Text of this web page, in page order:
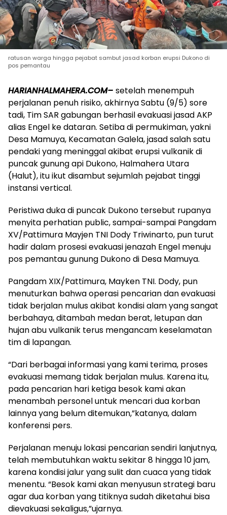
ratusan warga hingga pejabat sambut jasad korban erupsi Dukono di
pos pemantau
HARIANHALMAHERA.COM– setelah menempuh
perjalanan penuh risiko, akhirnya Sabtu (9/5) sore
tadi, Tim SAR gabungan berhasil evakuasi jasad AKP
alias Engel ke dataran. Setiba di permukiman, yakni
Desa Mamuya, Kecamatan Galela, jasad salah satu
pendaki yang meninggal akibat erupsi vulkanik di
puncak gunung api Dukono, Halmahera Utara
(Halut), itu ikut disambut sejumlah pejabat tinggi
instansi vertical.
Peristiwa duka di puncak Dukono tersebut rupanya
menyita perhatian public, sampai-sampai Pangdam
XV/Pattimura Mayjen TNI Dody Triwinarto, pun turut
hadir dalam prosesi evakuasi jenazah Engel menuju
pos pemantau gunung Dukono di Desa Mamuya.
Pangdam XIX/Pattimura, Mayken TNI. Dody, pun
menuturkan bahwa operasi pencarian dan evakuasi
tidak berjalan mulus akibat kondisi alam yang sangat
berbahaya, ditambah medan berat, letupan dan
hujan abu vulkanik terus mengancam keselamatan
tim di lapangan.
“Dari berbagai informasi yang kami terima, proses
evakuasi memang tidak berjalan mulus. Karena itu,
pada pencarian hari ketiga besok kami akan
menambah personel untuk mencari dua korban
lainnya yang belum ditemukan,”katanya, dalam
konferensi pers.
Perjalanan menuju lokasi pencarian sendiri lanjutnya,
telah membutuhkan waktu sekitar 8 hingga 10 jam,
karena kondisi jalur yang sulit dan cuaca yang tidak
menentu. “Besok kami akan menyusun strategi baru
agar dua korban yang titiknya sudah diketahui bisa
dievakuasi sekaligus,”ujarnya.